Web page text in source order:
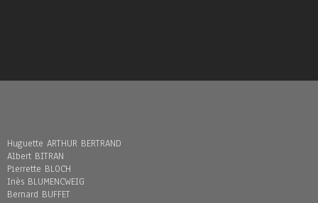
Huguette ARTHUR BERTRAND
Albert BITRAN
Pierrette BLOCH
Inès BLUMENCWEIG
Bernard BUFFET